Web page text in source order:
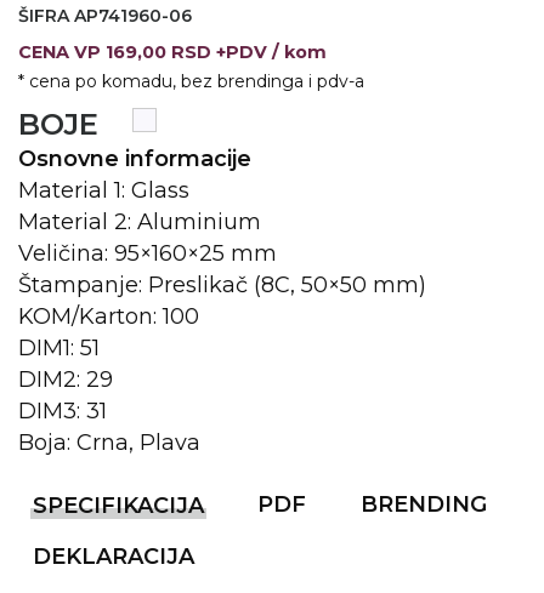
VINO I BAR
UPALJAČI
SLOBODNO VREME
PRIVESCI
ALAT
ŠOLJE
LAMPE
ZDRAVLJE I LEPOTA
DUKSEVI I KABANICE
KAČKETI, KAPE I ŠEŠIRI
KECELJE I
PEŠKIRI
ŠIFRA AP741960-06
CENA VP 169,00 RSD +PDV / kom
* cena po komadu, bez brendinga i pdv-a
BOJE
Osnovne informacije
Material 1: Glass
Material 2: Aluminium
Veličina: 95×160×25 mm
Štampanje: Preslikač (8C, 50×50 mm)
KOM/Karton: 100
DIM1: 51
DIM2: 29
DIM3: 31
Boja: Crna, Plava
SPECIFIKACIJA PDF
BRENDING
DEKLARACIJA